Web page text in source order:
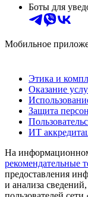
Боты для
Мобильное
Этика и
Оказание
Защита
ИТ
На
рекомендательные
предоставления
и анализа